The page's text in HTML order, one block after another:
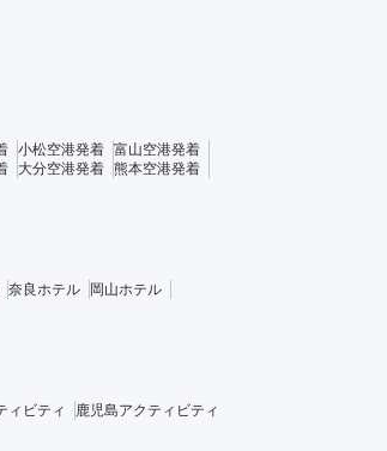
小松空港発着 富山空港発着
大分空港発着 熊本空港発着
奈良ホテル
岡山ホテル
ィビティ 鹿児島アクティビティ